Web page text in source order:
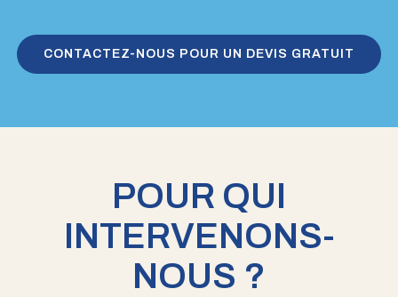
CONTACTEZ-NOUS POUR UN DEVIS GRATUIT
POUR QUI
INTERVENONS-
NOUS ?